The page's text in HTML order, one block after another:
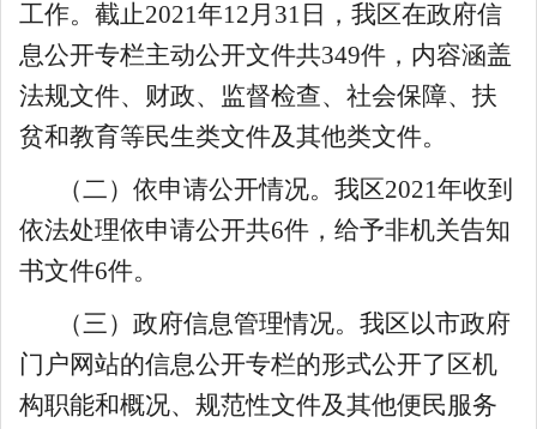
工作。截止2021年12月31日，我区在政府信
息公开专栏主动公开文件共349件，内容涵盖
法规文件、财政、监督检查、社会保障、扶
贫和教育等民生类文件及其他类文件。
（二）依申请公开情况。我区2021年收到
依法处理依申请公开共6件，给予非机关告知
书文件6件。
（三）政府信息管理情况。我区以市政府
门户网站的信息公开专栏的形式公开了区机
构职能和概况、规范性文件及其他便民服务